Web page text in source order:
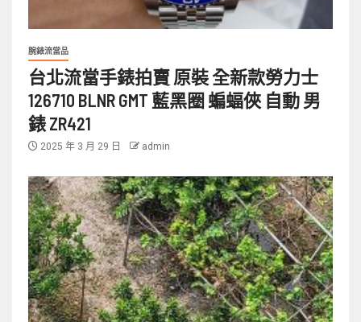
腕錶流當品
台北流當手錶拍賣 原裝 全新款勞力士
126710 BLNR GMT 藍黑圈 蝙蝠俠 自動 男
錶 ZR421
2025 年 3 月 29 日 admin